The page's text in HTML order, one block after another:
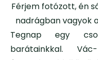
Férjem fotózott, én
nadrágban vagyok
Tegnap egy
barátainkkal. Vác-